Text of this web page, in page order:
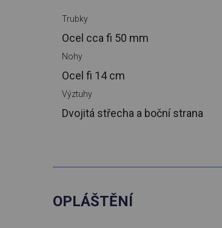
Trubky
Ocel cca fi 50 mm
Nohy
Ocel fi 14 cm
Výztuhy
Dvojitá střecha a boční strana
OPLÁŠTĚNÍ